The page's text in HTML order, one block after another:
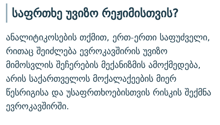
საფრთხე უვიზო რეჟიმისთვის?
ანალიტიკოსების თქმით, ერთ-ერთი საფუძველი,
რითაც შეიძლება ევროკავშირის უვიზო
მიმოსვლის შეჩერების მექანიზმის ამოქმედება,
არის საქართველოს მოქალაქეების მიერ
წესრიგისა და უსაფრთხოებისთვის რისკის შექმნა
ევროკავშირში.